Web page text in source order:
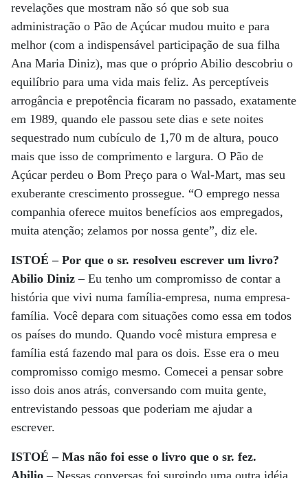
revelações que mostram não só que sob sua
administração o Pão de Açúcar mudou muito e para
melhor (com a indispensável participação de sua filha
Ana Maria Diniz), mas que o próprio Abilio descobriu o
equilíbrio para uma vida mais feliz. As perceptíveis
arrogância e prepotência ficaram no passado, exatamente
em 1989, quando ele passou sete dias e sete noites
sequestrado num cubículo de 1,70 m de altura, pouco
mais que isso de comprimento e largura. O Pão de
Açúcar perdeu o Bom Preço para o Wal-Mart, mas seu
exuberante crescimento prossegue. “O emprego nessa
companhia oferece muitos benefícios aos empregados,
muita atenção; zelamos por nossa gente”, diz ele.
ISTOÉ – Por que o sr. resolveu escrever um livro?
Abilio Diniz – Eu tenho um compromisso de contar a
história que vivi numa família-empresa, numa empresa-
família. Você depara com situações como essa em todos
os países do mundo. Quando você mistura empresa e
família está fazendo mal para os dois. Esse era o meu
compromisso comigo mesmo. Comecei a pensar sobre
isso dois anos atrás, conversando com muita gente,
entrevistando pessoas que poderiam me ajudar a
escrever.
ISTOÉ – Mas não foi esse o livro que o sr. fez.